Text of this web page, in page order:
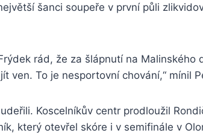
šanci soupeře v první půli
rád, že za šlápnutí na Malinského
ven. To je nesportovní chování,“ mínil
Koscelníkův centr prodloužil
který otevřel skóre i v semifinále v